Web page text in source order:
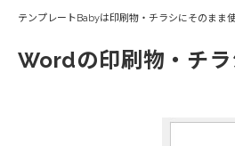
テンプレートBabyは印刷物・チラシにそのまま
Wordの印刷物・チラ